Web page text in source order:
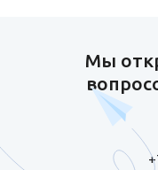
Мы